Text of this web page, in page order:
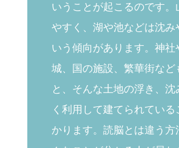
いうことが起こるのです。
やすく、湖や池などは沈み
いう傾向があります。神社
城、国の施設、繁華街など
と、そんな土地の浮き、沈
く利用して建てられている
かります。読脳とは違う方